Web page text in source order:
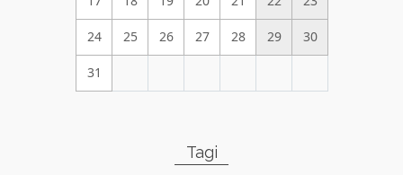
24 25 26 27 28 29 30
31
Tagi